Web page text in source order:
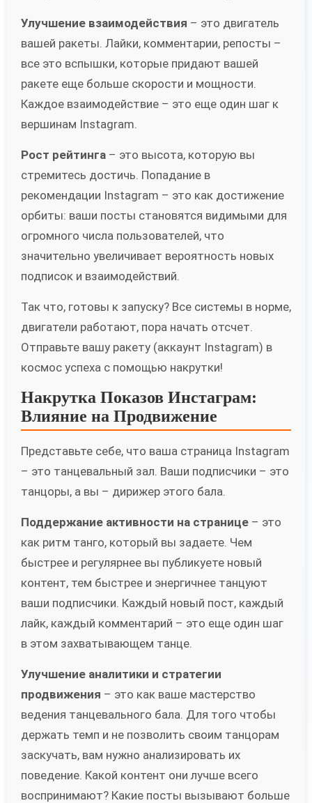
Улучшение взаимодействия – это двигатель
вашей ракеты. Лайки, комментарии, репосты –
все это вспышки, которые придают вашей
ракете еще больше скорости и мощности.
Каждое взаимодействие – это еще один шаг к
вершинам Instagram.
Рост рейтинга – это высота, которую вы
стремитесь достичь. Попадание в
рекомендации Instagram – это как достижение
орбиты: ваши посты становятся видимыми для
огромного числа пользователей, что
значительно увеличивает вероятность новых
подписок и взаимодействий.
Так что, готовы к запуску? Все системы в норме,
двигатели работают, пора начать отсчет.
Отправьте вашу ракету (аккаунт Instagram) в
космос успеха с помощью накрутки!
Накрутка Показов Инстаграм:
Влияние на Продвижение
Представьте себе, что ваша страница Instagram
– это танцевальный зал. Ваши подписчики – это
танцоры, а вы – дирижер этого бала.
Поддержание активности на странице – это
как ритм танго, который вы задаете. Чем
быстрее и регулярнее вы публикуете новый
контент, тем быстрее и энергичнее танцуют
ваши подписчики. Каждый новый пост, каждый
лайк, каждый комментарий – это еще один шаг
в этом захватывающем танце.
Улучшение аналитики и стратегии
продвижения – это как ваше мастерство
ведения танцевального бала. Для того чтобы
держать темп и не позволить своим танцорам
заскучать, вам нужно анализировать их
поведение. Какой контент они лучше всего
воспринимают? Какие посты вызывают больше